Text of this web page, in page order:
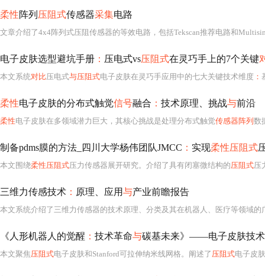
柔性阵列 压阻式传感器采集电路
电子皮肤选型避坑手册 ： 压电式vs压阻式在灵巧手上的7个关键
本文系统对比压电式与压阻式电子皮肤在灵巧手应用中的七大关键技术维度 ：
柔性电子皮肤的分布式触觉信号融合 ： 技术原理、挑战与前沿
柔性电子皮肤在多领域潜力巨大，其核心挑战是处理分布式触觉传感器阵列 数
制备pdms膜的方法_四川大学杨伟团队JMCC ： 实现柔性压阻式
本文围绕柔性压阻式压力传感器展开研究。介绍了具有闭塞微结构的压阻式压力传感器制造
三维力传感技术 ： 原理、应用与产业前瞻报告
本文系统介绍了三维力传感器的技术原理、分类及其在机器人、医疗等领域的
《人形机器人的觉醒 ： 技术革命与碳基未来》——电子皮肤技
本文聚焦压阻式电子皮肤和Stanford可拉伸纳米线网格。阐述了 压阻式电子皮肤的